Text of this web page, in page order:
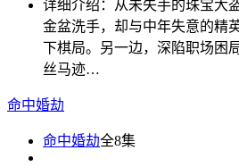
详细介绍： 从未失手的珠宝大
金盆洗手，却与中年失意的精
下棋局。另一边，深陷职场困
丝马迹…
命中婚劫
命中婚劫全8集